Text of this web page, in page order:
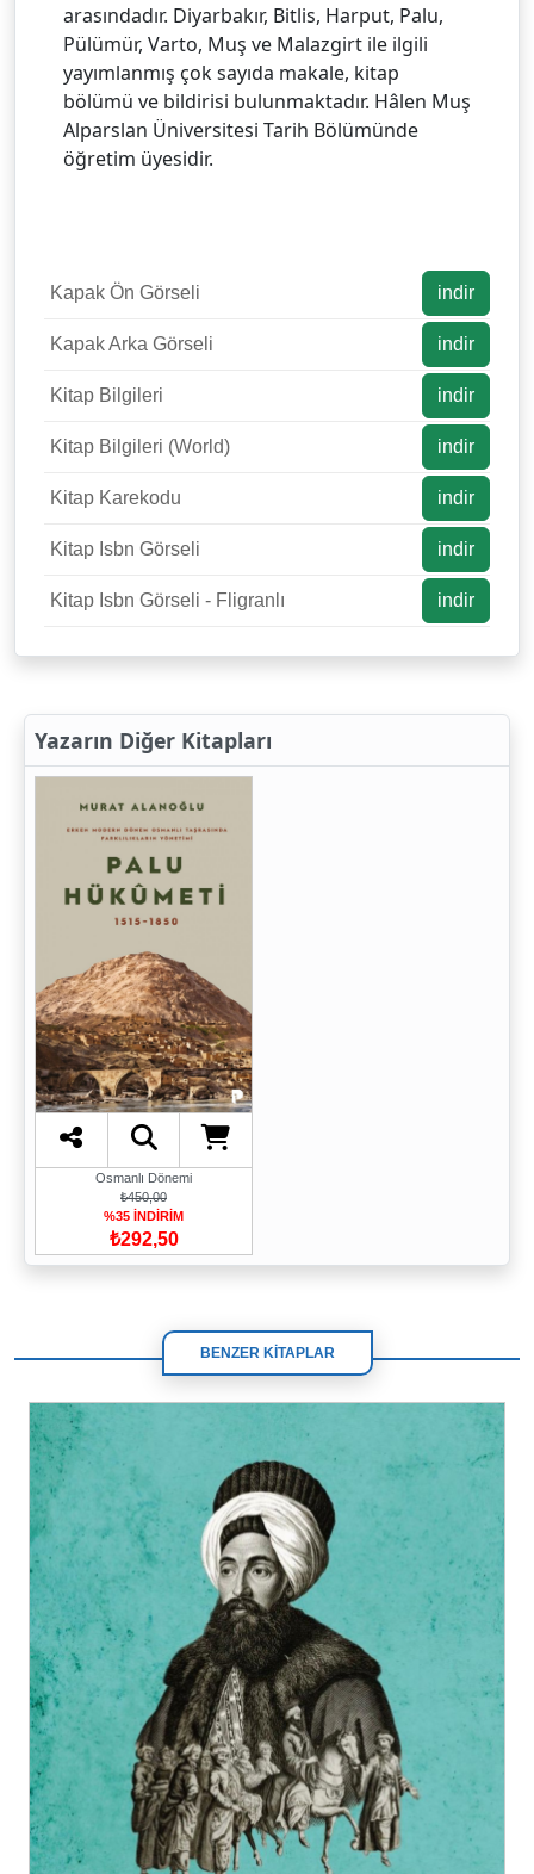
arasındadır. Diyarbakır, Bitlis, Harput, Palu,
Pülümür, Varto, Muş ve Malazgirt ile ilgili
yayımlanmış çok sayıda makale, kitap
bölümü ve bildirisi bulunmaktadır. Hâlen Muş
Alparslan Üniversitesi Tarih Bölümünde
öğretim üyesidir.
Kapak Ön Görseli indir
Kapak Arka Görseli indir
Kitap Bilgileri indir
Kitap Bilgileri (World) indir
Kitap Karekodu indir
Kitap Isbn Görseli indir
Kitap Isbn Görseli - Fligranlı indir
Yazarın Diğer Kitapları
Osmanlı Dönemi
₺450,00
%35 İNDİRİM
₺292,50
BENZER KİTAPLAR